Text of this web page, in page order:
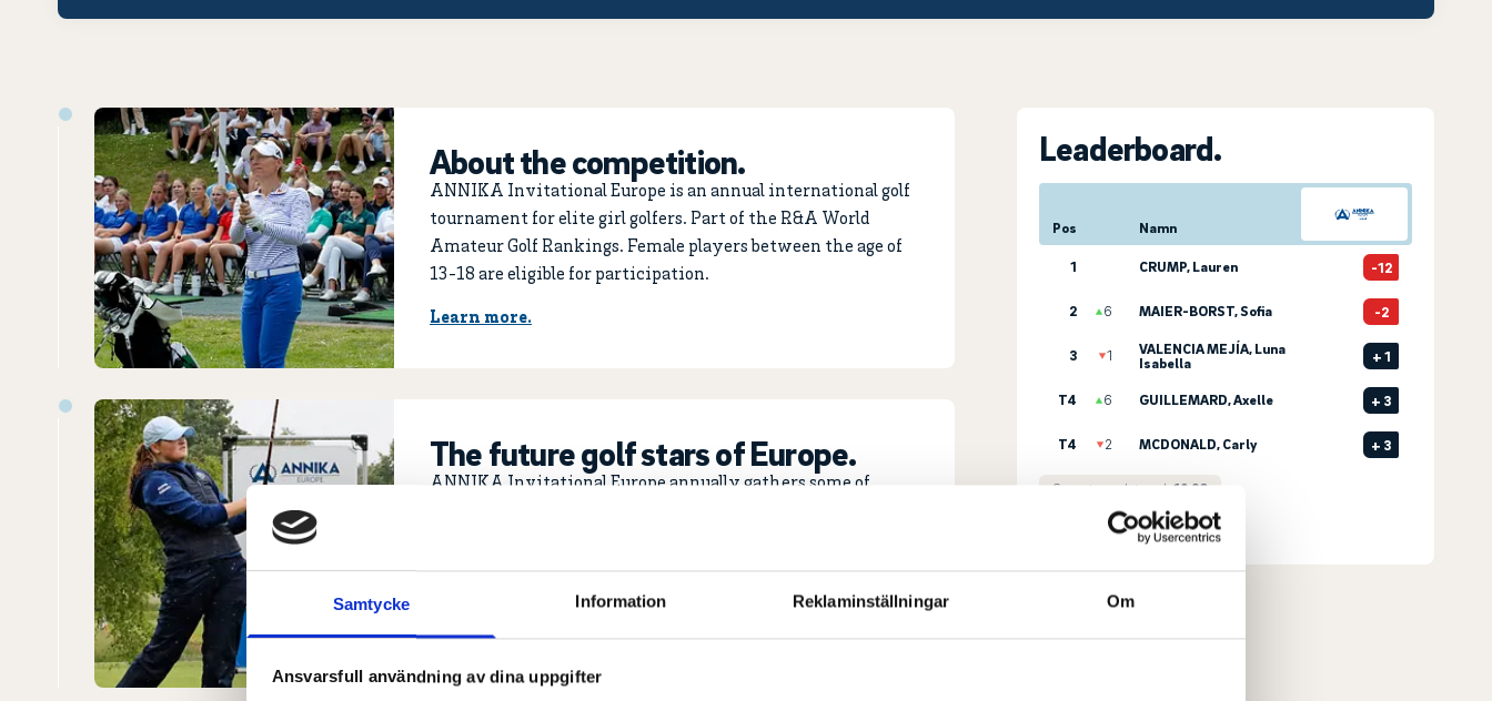
Samtycke Information Reklaminställningar Om
Ansvarsfull användning av dina uppgifter
About the competition.
ANNIKA Invitational Europe is an annual international golf
tournament for elite girl golfers. Part of the R&A World
Amateur Golf Rankings. Female players between the age of
13-18 are eligible for participation.
Learn more.
The future golf stars of Europe.
ANNIKA Invitational Europe annually gathers some of
well as important ranking points in the hunt for
qualification positions to the PING Junior Solheim Cup.
See list of participants.
Leaderboard.
Pos Namn
1 CRUMP, Lauren -12
2 6 MAIER-BORST, Sofia -2
3 1
VALENCIA MEJÍA, Luna
Isabella
+1
T4 6 GUILLEMARD, Axelle + 3
T4 2 MCDONALD, Carly + 3
Senast uppdaterad:19:20
Se full leaderboard